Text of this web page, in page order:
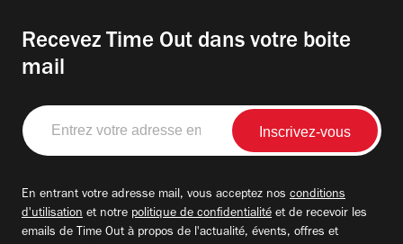
Recevez Time Out dans votre boite
mail
Entrez
votre
adresse
En entrant votre adresse mail, vous acceptez nos conditions
d'utilisation et notre politique de confidentialité et de recevoir les
emails de Time Out à propos de l'actualité, évents, offres et